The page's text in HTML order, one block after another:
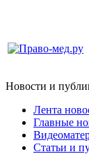
Новости и
Лента
Главные
Статьи и